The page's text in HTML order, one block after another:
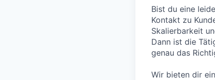
Bist du eine
Kontakt zu
Skalierbarkeit
Dann ist die
genau das
Wir bieten dir